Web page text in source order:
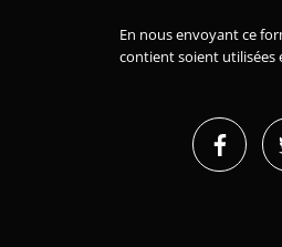
En nous envoyant ce
contient soient utilisées